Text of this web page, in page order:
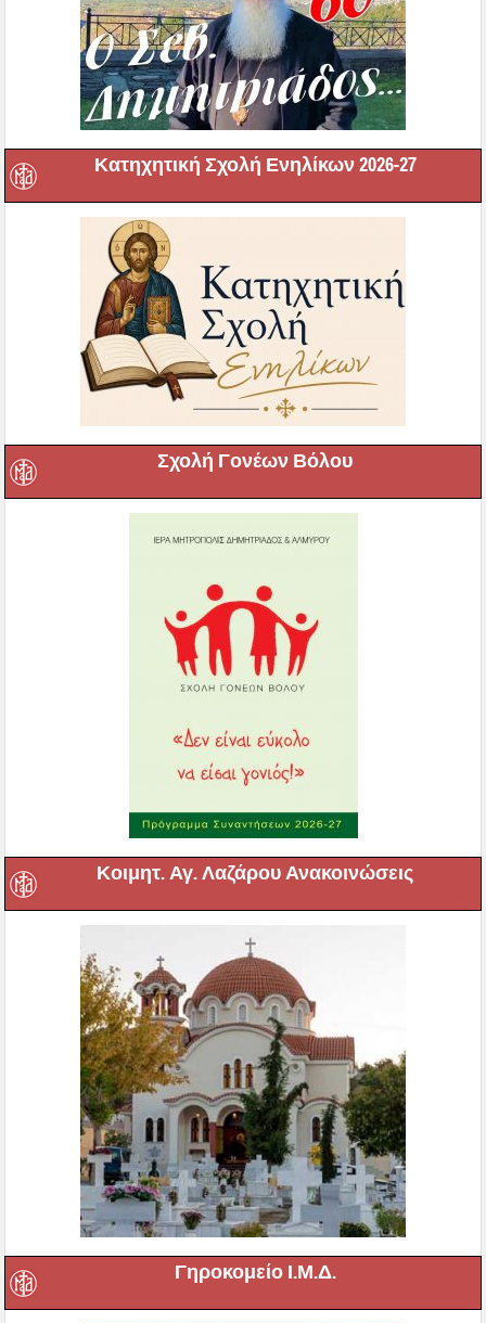
Κατηχητική Σχολή Ενηλίκων 2026-27
Σχολή Γονέων Βόλου
Κοιμητ. Αγ. Λαζάρου Ανακοινώσεις
Γηροκομείο Ι.Μ.Δ.